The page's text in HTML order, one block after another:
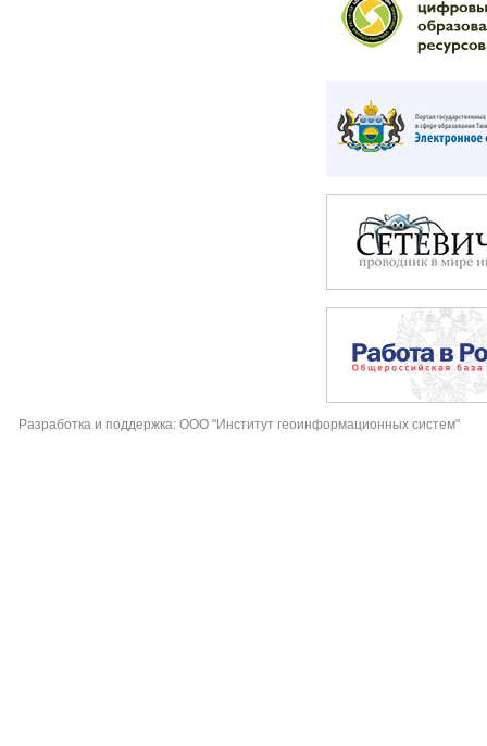
Разработка и поддержка: ООО "Институт геоинформационных систем"